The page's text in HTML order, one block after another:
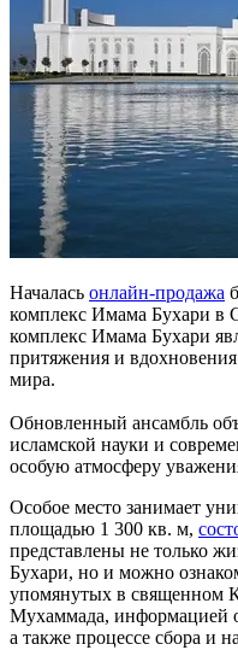
Началась онлайн-продажа
комплекс Имама Бухари в
комплекс Имама Бухари
притяжения и
мира.
Обновленный ансамбль
исламской науки и
особую атмосферу
Особое место занимает
площадью 1 300 кв. м,
представлены не только
Бухари, но и можно
упомянутых в священном
Мухаммада, информацией
а также процессе сбора и